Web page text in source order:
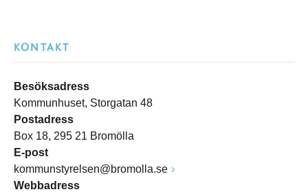
KONTAKT
Besöksadress
Kommunhuset, Storgatan 48
Postadress
Box 18, 295 21 Bromölla
E-post
kommunstyrelsen@bromolla.se
Webbadress